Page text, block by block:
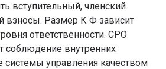
вступительный, членский
взносы. Размер К Ф зависит
ответственности. СРО
соблюдение внутренних
системы управления качеством